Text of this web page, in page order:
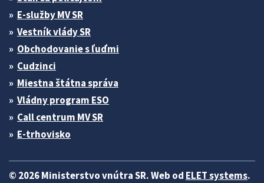
E-služby MV SR
Vestník vlády SR
Obchodovanie s ľuďmi
Cudzinci
Miestna štátna správa
Vládny program ESO
Call centrum MV SR
E-trhovisko
© 2026 Ministerstvo vnútra SR. Web od ELET systems.